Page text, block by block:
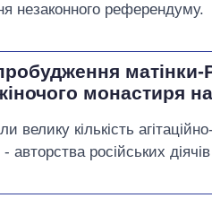
незаконного референдуму.
монастиря на
велику кількість
- авторства російських